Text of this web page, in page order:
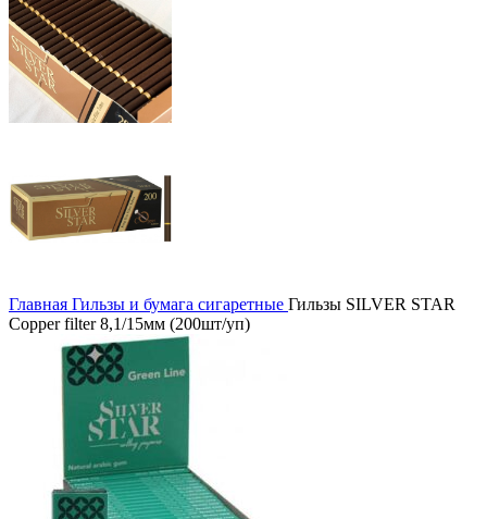
Главная Гильзы и бумага сигаретные Гильзы SILVER STAR
Copper filter 8,1/15мм (200шт/уп)